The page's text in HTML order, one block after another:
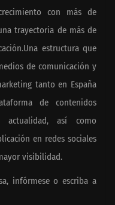
con más de
trayectoria de más de
estructura que
de comunicación y
tanto en España
de contenidos
actualidad, así como
en redes sociales
visibilidad.
infórmese o escriba a